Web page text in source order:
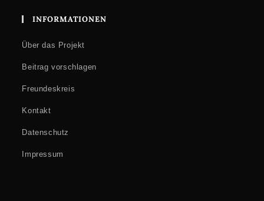
INFORMATIONEN
Über das Projekt
Beitrag vorschlagen
Freundeskreis
Kontakt
Datenschutz
Impressum